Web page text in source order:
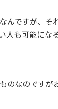
んですが、
も可能にな
のなのですが